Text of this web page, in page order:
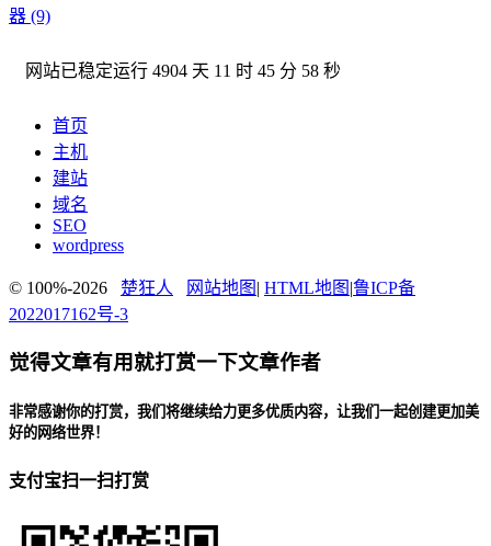
器 (9)
网站已稳定运行 4904 天 11 时 45 分 59 秒
首页
主机
建站
域名
SEO
wordpress
© 100%-2026 楚狂人 网站地图 | HTML地图 |鲁ICP备
2022017162号-3
觉得文章有用就打赏一下文章作者
非常感谢你的打赏，我们将继续给力更多优质内容，让我们一起创建更加美
好的网络世界！
支付宝扫一扫打赏